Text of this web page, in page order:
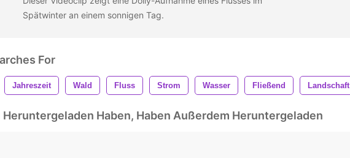
Spätwinter an einem sonnigen Tag.
For
Jahreszeit Wald Fluss Strom Wasser Fließend Landschaft
Haben, Haben Außerdem Heruntergeladen